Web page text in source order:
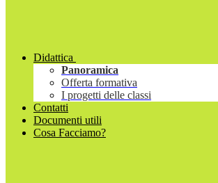
Didattica
Panoramica
Offerta formativa
I progetti delle classi
Contatti
Documenti utili
Cosa Facciamo?